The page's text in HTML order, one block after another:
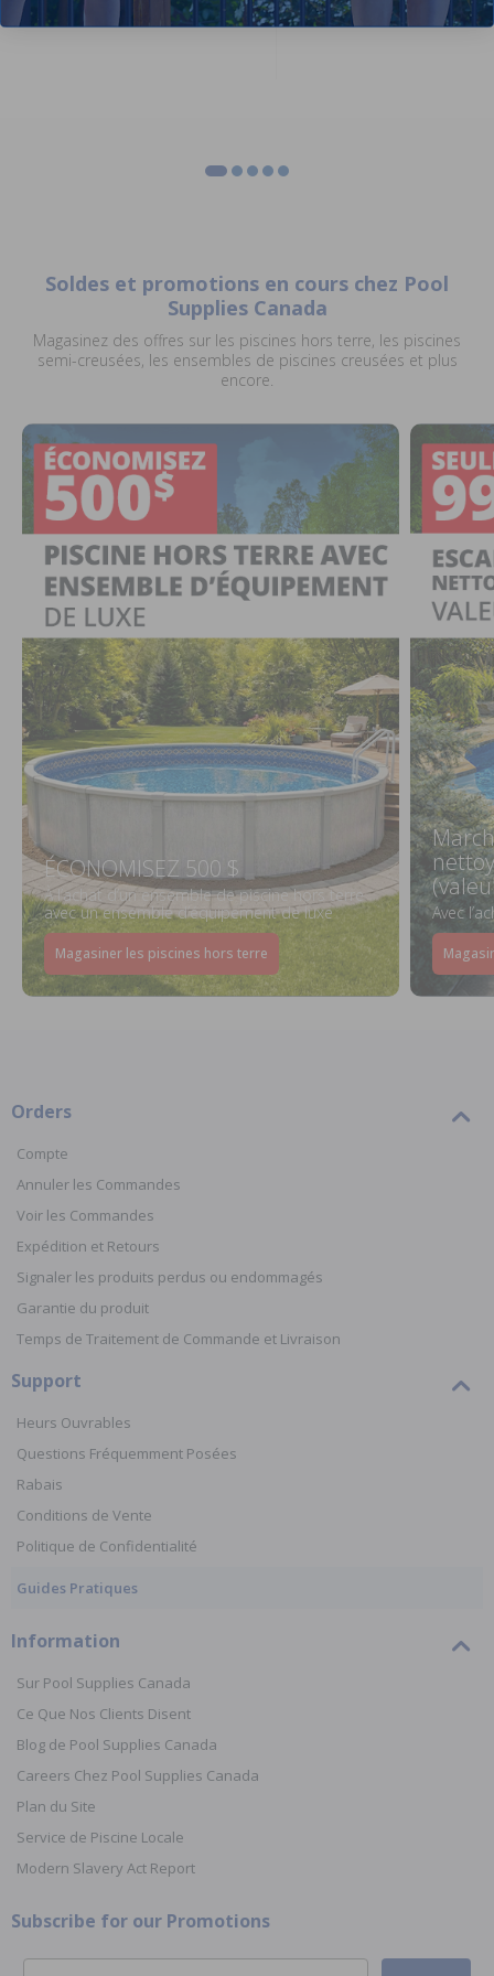
Soldes et promotions en cours chez Pool
Supplies Canada
Magasinez des offres sur les piscines hors terre, les piscines
semi-creusées, les ensembles de piscines creusées et plus
encore.
ÉCONOMISEZ 500 $
À l’achat d’un ensemble de piscine hors terre
avec un ensemble d’équipement de luxe
Magasiner les piscines hors terre
Avec
Orders
Compte
Annuler les Commandes
Voir les Commandes
Expédition et Retours
Signaler les produits perdus ou endommagés
Garantie du produit
Temps de Traitement de Commande et Livraison
Support
Heurs Ouvrables
Questions Fréquemment Posées
Rabais
Conditions de Vente
Politique de Confidentialité
Guides Pratiques
Information
Sur Pool Supplies Canada
Ce Que Nos Clients Disent
Blog de Pool Supplies Canada
Careers Chez Pool Supplies Canada
Plan du Site
Service de Piscine Locale
Modern Slavery Act Report
Subscribe for our Promotions
Email